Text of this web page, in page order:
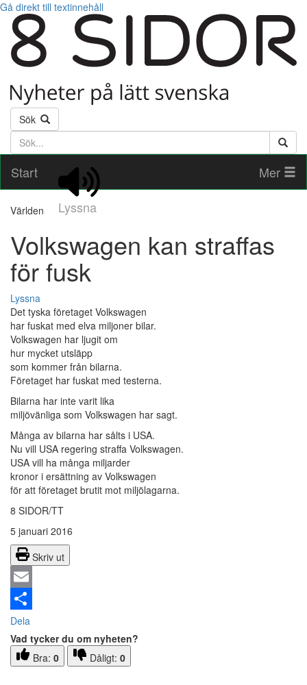
Gå direkt till textinnehåll
Sök
Söktext
Start
Lyssna
Mer
Världen
Volkswagen kan straffas
för fusk
Lyssna
Det tyska företaget Volkswagen
har fuskat med elva miljoner bilar.
Volkswagen har ljugit om
hur mycket utsläpp
som kommer från bilarna.
Företaget har fuskat med testerna.
Bilarna har inte varit lika
miljövänliga som Volkswagen har sagt.
Många av bilarna har sålts i USA.
Nu vill USA regering straffa Volkswagen.
USA vill ha många miljarder
kronor i ersättning av Volkswagen
för att företaget brutit mot miljölagarna.
8 SIDOR/TT
5 januari 2016
Skriv ut
Email
Dela
Vad tycker du om nyheten?
Bra: 0 Dåligt: 0